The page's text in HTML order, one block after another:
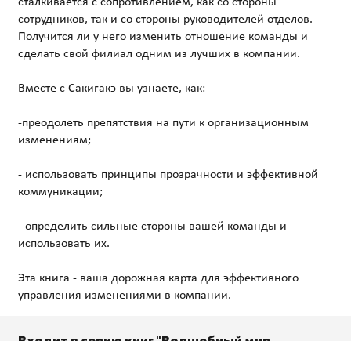
сотрудников, так и со стороны руководителей отделов.
Получится ли у него изменить отношение команды и
сделать свой филиал одним из лучших в компании.
Вместе с Сакигакэ вы узнаете, как:
-преодолеть препятствия на пути к организационным
изменениям;
- использовать принципы прозрачности и эффективной
коммуникации;
- определить сильные стороны вашей команды и
использовать их.
Эта книга - ваша дорожная карта для эффективного